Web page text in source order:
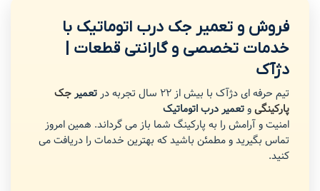
فروش و تعمیر جک درب اتوماتیک با
خدمات تخصصی و گارانتی قطعات |
دژآک
تیم حرفه ای دژآک با بیش از 22 سال تجربه در تعمیرجک
پارکینگیوتعمیر درب اتوماتیک
امنیت و آرامش را به پارکینگ شما باز می گرداند. همین امروز
تماس بگیرید و مطمئن باشید که بهترین خدمات را دریافت می
کنید.